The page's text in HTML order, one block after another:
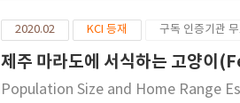
나타났다. 이 결과는 동물과 무생물에 대
대한 비인간화 및 이웃에 대한 비호감에
2020.02 KCI 등재 구독 인증기관
제주 마라도에 서식하는 고양이
Population Size and Home Range